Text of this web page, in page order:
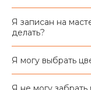
Я записан на
делать?
Я могу выбрать